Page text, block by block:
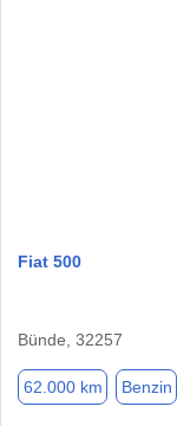
Fiat 500
Bünde, 32257
62.000 km Benzin